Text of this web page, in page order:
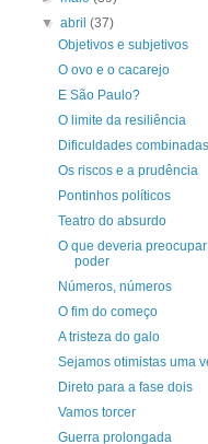
▼abril(37)
Objetivos e subjetivos
O ovo e o cacarejo
E São Paulo?
O limite da resiliência
Dificuldades combinadas
Os riscos e a prudência
Pontinhos políticos
Teatro do absurdo
O que deveria
poder
Números, números
O fim do começo
A tristeza do galo
Sejamos otimistas uma
Direto para a fase dois
Vamos torcer
Guerra prolongada